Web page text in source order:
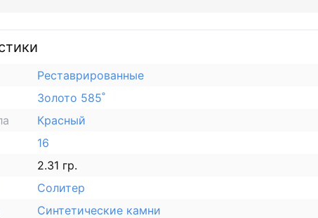
Реставрированные
Золото 585˚
Красный
16
2.31 гр.
Солитер
Синтетические камни